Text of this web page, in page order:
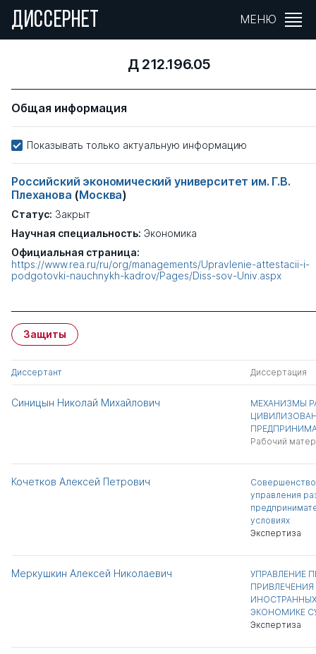
ДИССЕРНЕТ МЕНЮ
Д 212.196.05
Общая информация
Показывать только актуальную информацию
Российский экономический университет им. Г.В.
Плеханова (Москва)
Статус: Закрыт
Научная специальность: Экономика
Официальная страница:
https://www.rea.ru/ru/org/managements/Upravlenie-attestacii-i-
podgotovki-nauchnykh-kadrov/Pages/Diss-sov-Univ.aspx
Защиты
Диссертант Диссертация
Синицын Николай Михайлович
МЕХАНИЗМЫ
Рабочий
Кочетков Алексей Петрович
управления
условиях
Экспертиза
Меркушкин Алексей Николаевич
УПРАВЛЕНИЕ
ЭКОНОМИКЕ
Экспертиза